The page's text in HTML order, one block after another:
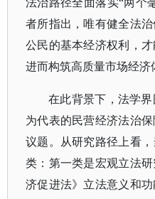
法治路径全面落实“两个
者所指出，唯有健全法
公民的基本经济权利，
进而构筑高质量市场经济
在此背景下，法学界
为代表的民营经济法治
议题。从研究路径上看
类：第一类是宏观立法
济促进法》立法意义和